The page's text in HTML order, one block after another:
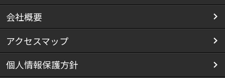
会社概要
アクセスマップ
個人情報保護方針